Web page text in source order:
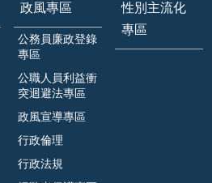
政風專區
公務員廉政登錄
專區
公職人員利益衝
突迴避法專區
政風宣導專區
行政倫理
行政法規
性別主流化
專區